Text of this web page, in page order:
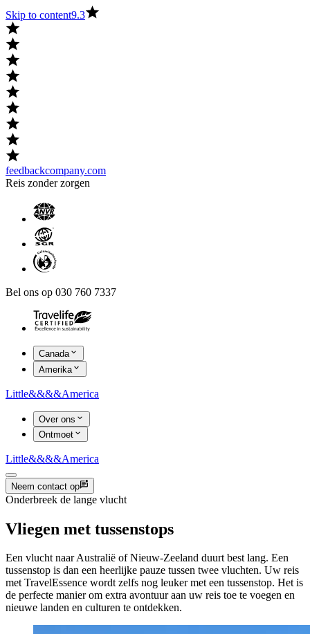
Skip to content9.3
feedbackcompany.com
Reis zonder zorgen
Bel ons op 030 760 7337
Canada
Amerika
Little&&&&America
Over ons
Ontmoet
Little&&&&America
Neem contact op
Onderbreek de lange vlucht
Vliegen met tussenstops
Een vlucht naar Australië of Nieuw-Zeeland duurt best lang. Een
tussenstop is dan een heerlijke pauze tussen twee vluchten. Uw reis
met TravelEssence wordt zelfs nog leuker met een tussenstop. Het is
de perfecte manier om extra avontuur aan uw reis toe te voegen en
nieuwe landen en culturen te ontdekken.